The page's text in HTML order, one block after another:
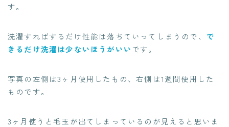
す。
洗濯すればするだけ性能は落ちていってしまうので、 で
きるだけ洗濯は少ないほうがいいです。
写真の左側は3ヶ月使用したもの、右側は1週間使用した
ものです。
3ヶ月使うと毛玉が出てしまっているのが見えると思いま